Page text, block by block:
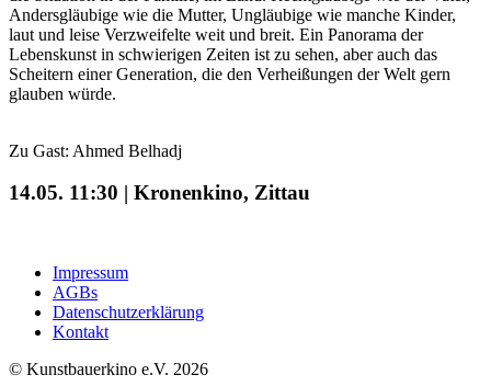
Andersgläubige wie die Mutter, Ungläubige wie manche Kinder,
laut und leise Verzweifelte weit und breit. Ein Panorama der
Lebenskunst in schwierigen Zeiten ist zu sehen, aber auch das
Scheitern einer Generation, die den Verheißungen der Welt gern
glauben würde.
Zu Gast: Ahmed Belhadj
14.05. 11:30 | Kronenkino, Zittau
Impressum
AGBs
Datenschutzerklärung
Kontakt
© Kunstbauerkino e.V. 2026